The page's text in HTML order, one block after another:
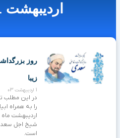
اردیبهشت 1, 1403
زیبا
1 اردیبهشت 03
را به همراه
اردیبهشت ماه
شیخ اجل
است.